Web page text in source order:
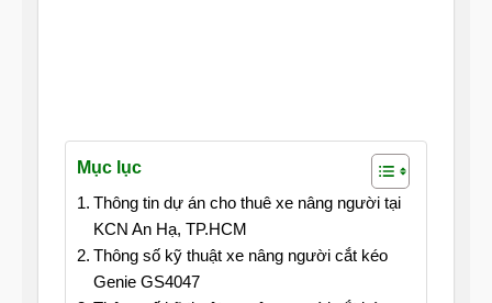
Mục lục
Thông tin dự án cho thuê xe nâng người tại
KCN An Hạ, TP.HCM
Thông số kỹ thuật xe nâng người cắt kéo
Genie GS4047